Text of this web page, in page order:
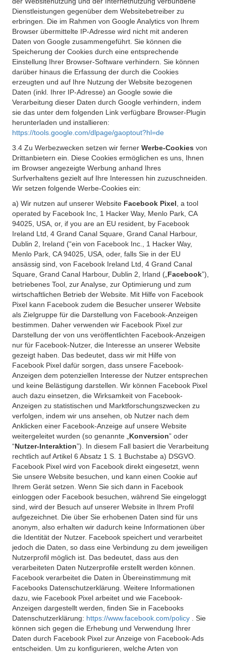
Dienstleistungen gegenüber dem Websitebetreiber zu
erbringen. Die im Rahmen von Google Analytics von Ihrem
Browser übermittelte IP-Adresse wird nicht mit anderen
Daten von Google zusammengeführt. Sie können die
Speicherung der Cookies durch eine entsprechende
Einstellung Ihrer Browser-Software verhindern. Sie können
darüber hinaus die Erfassung der durch die Cookies
erzeugten und auf Ihre Nutzung der Website bezogenen
Daten (inkl. Ihrer IP-Adresse) an Google sowie die
Verarbeitung dieser Daten durch Google verhindern, indem
sie das unter dem folgenden Link verfügbare Browser-Plugin
herunterladen und installieren:
https://tools.google.com/dlpage/gaoptout?hl=de
3.4 Zu Werbezwecken setzen wir ferner Werbe-Cookies von
Drittanbietern ein. Diese Cookies ermöglichen es uns, Ihnen
im Browser angezeigte Werbung anhand Ihres
Surfverhaltens gezielt auf Ihre Interessen hin zuzuschneiden.
Wir setzen folgende Werbe-Cookies ein:
a) Wir nutzen auf unserer Website Facebook Pixel , a tool
operated by Facebook Inc, 1 Hacker Way, Menlo Park, CA
94025, USA, or, if you are an EU resident, by Facebook
Ireland Ltd, 4 Grand Canal Square, Grand Canal Harbour,
Dublin 2, Ireland (“ein von Facebook Inc., 1 Hacker Way,
Menlo Park, CA 94025, USA, oder, falls Sie in der EU
ansässig sind, von Facebook Ireland Ltd, 4 Grand Canal
Square, Grand Canal Harbour, Dublin 2, Irland („ Facebook”),
betriebenes Tool, zur Analyse, zur Optimierung und zum
wirtschaftlichen Betrieb der Website. Mit Hilfe von Facebook
Pixel kann Facebook zudem die Besucher unserer Website
als Zielgruppe für die Darstellung von Facebook-Anzeigen
bestimmen. Daher verwenden wir Facebook Pixel zur
Darstellung der von uns veröffentlichten Facebook-Anzeigen
nur für Facebook-Nutzer, die Interesse an unserer Website
gezeigt haben. Das bedeutet, dass wir mit Hilfe von
Facebook Pixel dafür sorgen, dass unsere Facebook-
Anzeigen dem potenziellen Interesse der Nutzer entsprechen
und keine Belästigung darstellen. Wir können Facebook Pixel
auch dazu einsetzen, die Wirksamkeit von Facebook-
Anzeigen zu statistischen und Marktforschungszwecken zu
verfolgen, indem wir uns ansehen, ob Nutzer nach dem
Anklicken einer Facebook-Anzeige auf unsere Website
weitergeleitet wurden (so genannte „ Konversion” oder
“Nutzer-Interaktion”). In diesem Fall basiert die Verarbeitung
rechtlich auf Artikel 6 Absatz 1 S. 1 Buchstabe a) DSGVO.
Facebook Pixel wird von Facebook direkt eingesetzt, wenn
Sie unsere Website besuchen, und kann einen Cookie auf
Ihrem Gerät setzen. Wenn Sie sich dann in Facebook
einloggen oder Facebook besuchen, während Sie eingeloggt
sind, wird der Besuch auf unserer Website in Ihrem Profil
aufgezeichnet. Die über Sie erhobenen Daten sind für uns
anonym, also erhalten wir dadurch keine Informationen über
die Identität der Nutzer. Facebook speichert und verarbeitet
jedoch die Daten, so dass eine Verbindung zu dem jeweiligen
Nutzerprofil möglich ist. Das bedeutet, dass aus den
verarbeiteten Daten Nutzerprofile erstellt werden können.
Facebook verarbeitet die Daten in Übereinstimmung mit
Facebooks Datenschutzerklärung. Weitere Informationen
dazu, wie Facebook Pixel arbeitet und wie Facebook-
Anzeigen dargestellt werden, finden Sie in Facebooks
Datenschutzerklärung: https://www.facebook.com/policy
. Sie
können sich gegen die Erhebung und Verwendung Ihrer
Daten durch Facebook Pixel zur Anzeige von Facebook-Ads
entscheiden. Um zu konfigurieren, welche Arten von